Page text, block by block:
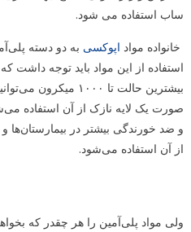
ساب استفاده می شود.
خانواده مواد اپوکسی به دو دسته
استفاده از این مواد باید توجه داشت
بیشترین حالت تا ۱۰۰۰
صورت یک لایه نازک از آن استفاده
و ضد خورندگی بیشتر در بیمارستان‌ها
از آن استفاده می‌شود.
ولی مواد پلی‌آمین را هر چقدر که